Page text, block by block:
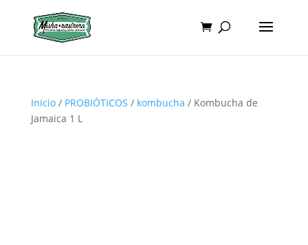
Inicio/ PROBIÓTICOS / kombucha / Kombucha de
Jamaica 1 L